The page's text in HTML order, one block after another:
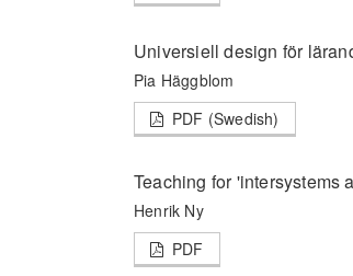
Universiell design för
Pia Häggblom
PDF (Swedish)
Teaching for 'intersystems
Henrik Ny
PDF